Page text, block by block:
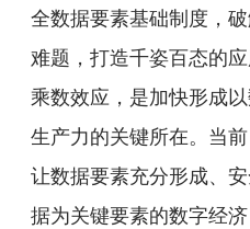
全数据要素基础制度，
难题，打造千姿百态的
乘数效应，是加快形成
生产力的关键所在。当
让数据要素充分形成、
据为关键要素的数字经济